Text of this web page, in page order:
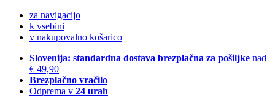
za navigacijo
k vsebini
v nakupovalno košarico
Slovenija: standardna dostava brezplačna za pošiljke nad
€ 49,90
Brezplačno vračilo
Odprema v 24 urah